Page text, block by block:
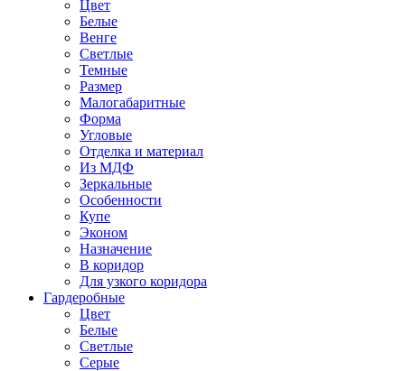
Цвет
Белые
Венге
Светлые
Темные
Размер
Малогабаритные
Форма
Угловые
Отделка и материал
Из МДФ
Зеркальные
Особенности
Купе
Эконом
Назначение
В коридор
Для узкого коридора
Гардеробные
Цвет
Белые
Светлые
Серые